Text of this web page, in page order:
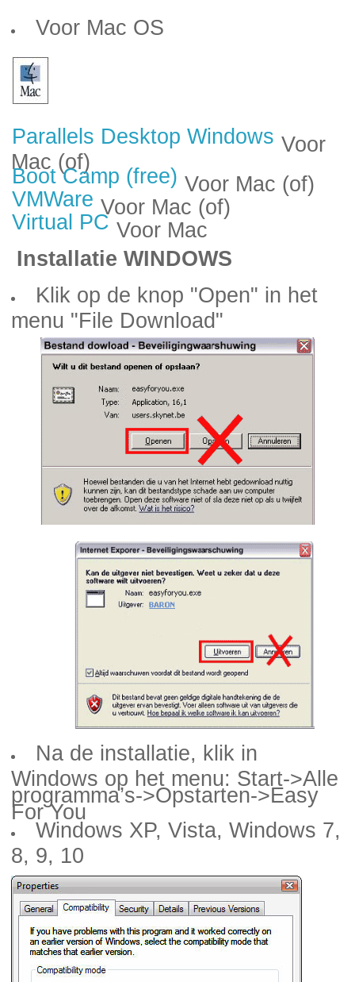
Voor Mac OS
Parallels Desktop Windows Voor
Mac (of)
Boot Camp (free) Voor Mac (of)
VMWare Voor Mac (of)
Virtual PC Voor Mac
Installatie WINDOWS
Klik op de knop "Open" in het
menu "File Download"
Na de installatie, klik in
Windows op het menu: Start->Alle
programma’s->Opstarten->Easy
For You
Windows XP, Vista, Windows 7,
8, 9, 10